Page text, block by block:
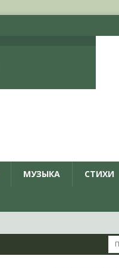
МУЗЫКА СТИХИ